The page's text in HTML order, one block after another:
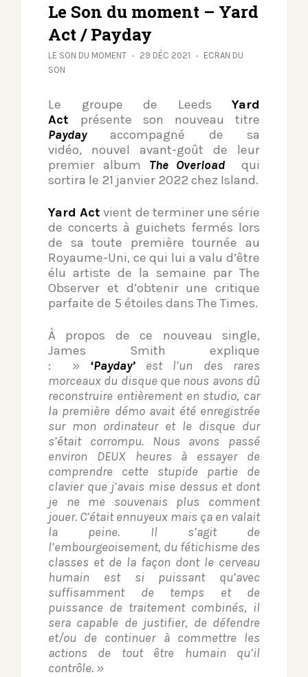
Le Son du moment – Yard
Act / Payday
LE SON DU MOMENT 29 DÉC 2021
ECRAN DU
SON
Le groupe de Leeds Yard
Act présente son nouveau titre
Paydayaccompagné de sa
vidéo, nouvel avant-goût de leur
premier album The Overload
qui
sortira le 21 janvier 2022 chez Island.
Yard Act vient de terminer une série
de concerts à guichets fermés lors
de sa toute première tournée au
Royaume-Uni, ce qui lui a valu d’être
élu artiste de la semaine par The
Observer et d’obtenir une critique
parfaite de 5 étoiles dans The Times.
À propos de ce nouveau single,
James Smith explique
:
» ‘Payday’est l’un des rares
morceaux du disque que nous avons dû
reconstruire entièrement en studio, car
la première démo avait été enregistrée
sur mon ordinateur et le disque dur
s’était corrompu. Nous avons passé
environ DEUX heures à essayer de
comprendre cette stupide partie de
clavier que j’avais mise dessus et dont
je ne me souvenais plus comment
jouer. C’était ennuyeux mais ça en valait
la peine. Il s’agit de
l’embourgeoisement, du fétichisme des
classes et de la façon dont le cerveau
humain est si puissant qu’avec
suffisamment de temps et de
puissance de traitement combinés, il
sera capable de justifier, de défendre
et/ou de continuer à commettre les
actions de tout être humain qu’il
contrôle. »